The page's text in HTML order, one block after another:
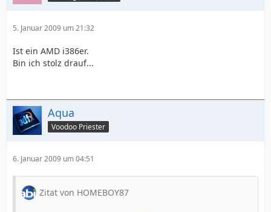
5. Januar 2009 um 21:32
Ist ein AMD i386er.
Bin ich stolz drauf...
Aqua
Voodoo Priester
6. Januar 2009 um 04:51
Zitat von HOMEBOY87